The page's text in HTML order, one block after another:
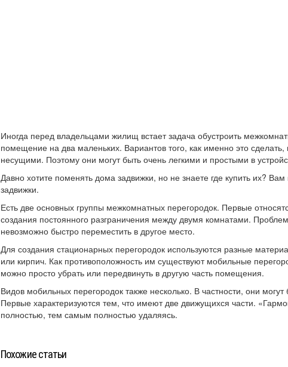
Иногда перед владельцами жилищ встает задача обустроить
помещение на два маленьких. Вариантов того, как именно это
несущими. Поэтому они могут быть очень легкими и простыми в
Давно хотите поменять дома задвижки, но не знаете где купить их?
задвижки.
Есть две основных группы межкомнатных перегородок. Первые
создания постоянного разграничения между двумя комнатами.
невозможно быстро переместить в другое место.
Для создания стационарных перегородок используются разные
или кирпич. Как противоположность им существуют мобильные
можно просто убрать или передвинуть в другую часть помещения.
Видов мобильных перегородок также несколько. В частности, они
Первые характеризуются тем, что имеют две движущихся части.
полностью, тем самым полностью удаляясь.
Похожие статьи